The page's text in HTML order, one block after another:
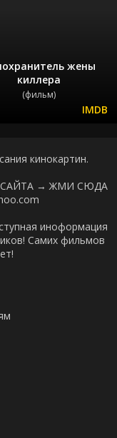
жены
киллера
(фильм)
кинокартин.
→ ЖМИ СЮДА
иноформация
Самих фильмов